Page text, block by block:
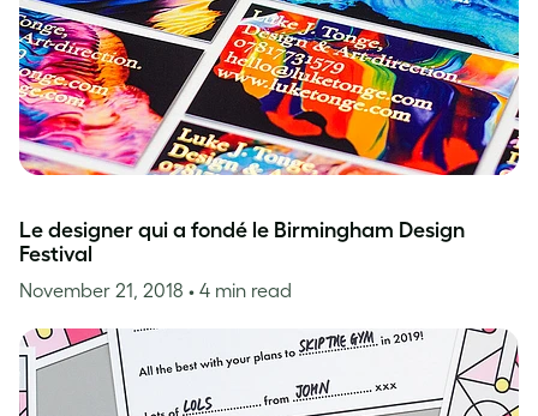
Le designer qui a fondé le Birmingham Design
Festival
November 21, 2018 • 4 min read